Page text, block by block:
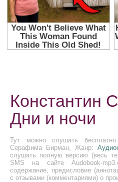
Константин
Дни и ночи
Тут можно слушать
Серафима Бирман, Жанр:
слушать полную версию (весь
SMS на сайте Audobook-
содержание, предисловие
с отзывами (комментариями) о